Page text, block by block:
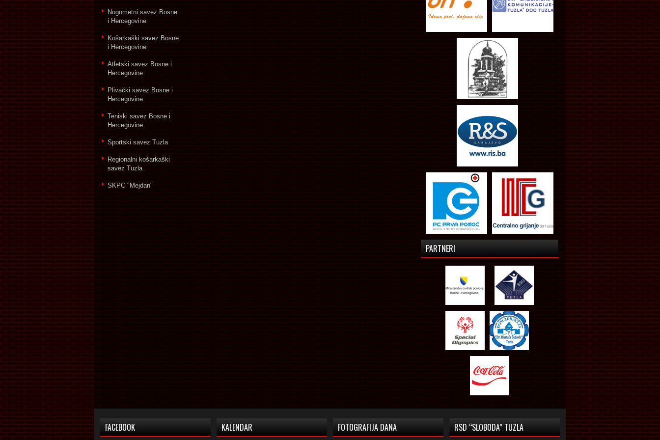
Nogometni savez Bosne
i Hercegovine
Košarkaški savez Bosne
i Hercegovine
Atletski savez Bosne i
Hercegovine
Plivački savez Bosne i
Hercegovine
Teniski savez Bosne i
Hercegovine
Sportski savez Tuzla
Regionalni košarkaški
savez Tuzla
SKPC "Mejdan"
PARTNERI
FACEBOOK KALENDAR FOTOGRAFIJA DANA RSD “SLOBODA” TUZLA